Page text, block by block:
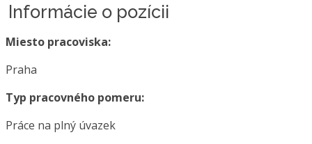
Informácie o pozícii
Miesto pracoviska:
Praha
Typ pracovného pomeru:
Práce na plný úvazek